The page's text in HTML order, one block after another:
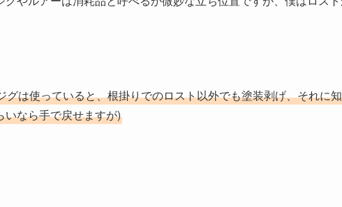
グは使っていると、根掛りでのロスト以外でも塗装剥げ、それに
いなら手で戻せますが)